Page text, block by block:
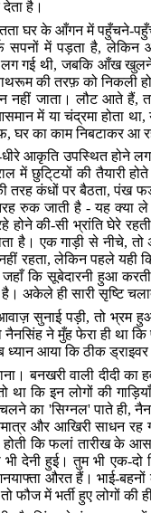
है।
घर के आँगन में पहुँचने-
सपनों में पड़ता है,लेकिन
गई थी,जबकि आँख
की तरफ़ को निकली
नहीं जाता। लौट आते हैं,
में या चंद्रमा होता था,
,घर का काम निबटाकर आ
धीरे आकृति उपस्थित होने
में छुटि्टयों की तैयारी
तरह कंधों पर बैठता,पंख
रुक जाती है - यह क्या
होने की-सी भ्रांति घेरे
है। एक गाड़ी से नीचे,तो
रहता,लेकिन पहले यही
जहाँ कि सूबेदारनी हुआ
है। अकेले ही सारी सृष्टि
सुनाई पड़ी,तो भ्रम
नैनसिंह ने मुँह फेरा ही था
ध्यान आया कि ठीक
बनखरी वाली दीदी का
था कि इन लोगों की
चलने का 'सिग्नल'पाते ही,
और आखिरी साधन रह
होती कि फलां तारीख के
देनी हुई। तुम भी एक-
औरत हैं। भाई-
फौज में भर्ती हुए लोगों की